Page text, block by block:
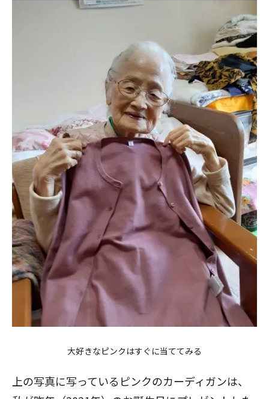
大好きなピンクはすぐに当ててみる
上の写真に写っているピンクのカーディガンは、